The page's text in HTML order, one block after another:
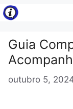
Pular
para
conteúdo
Guia
outubro 5,